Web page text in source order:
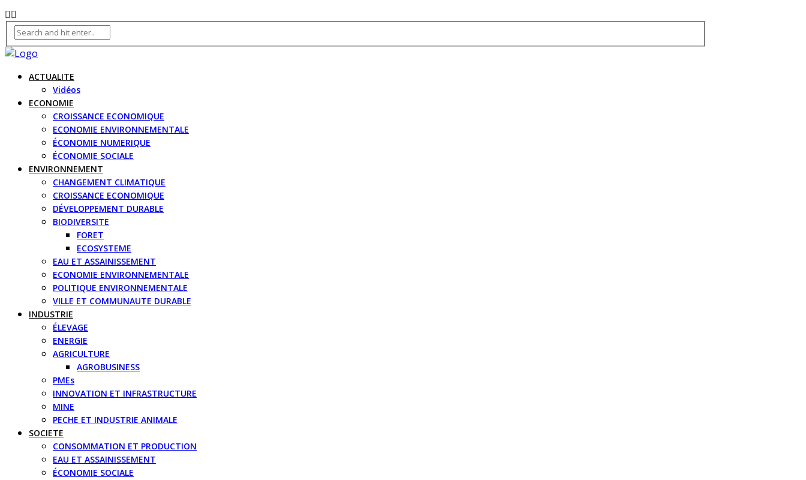
ACTUALITE
Vidéos
ECONOMIE
CROISSANCE ECONOMIQUE
ECONOMIE ENVIRONNEMENTALE
ÉCONOMIE NUMERIQUE
ÉCONOMIE SOCIALE
ENVIRONNEMENT
CHANGEMENT CLIMATIQUE
CROISSANCE ECONOMIQUE
DÉVELOPPEMENT DURABLE
BIODIVERSITE
FORET
ECOSYSTEME
EAU ET ASSAINISSEMENT
ECONOMIE ENVIRONNEMENTALE
POLITIQUE ENVIRONNEMENTALE
VILLE ET COMMUNAUTE DURABLE
INDUSTRIE
ÉLEVAGE
ENERGIE
AGRICULTURE
AGROBUSINESS
PMEs
INNOVATION ET INFRASTRUCTURE
MINE
PECHE ET INDUSTRIE ANIMALE
SOCIETE
CONSOMMATION ET PRODUCTION
EAU ET ASSAINISSEMENT
ÉCONOMIE SOCIALE